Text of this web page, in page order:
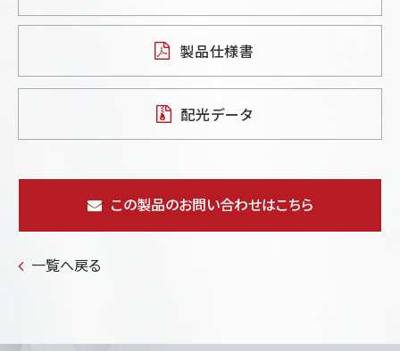
製品仕様書
配光データ
この製品のお問い合わせはこちら
一覧へ戻る